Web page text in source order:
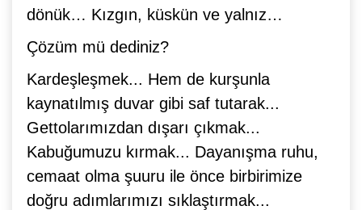
dönük… Kızgın, küskün ve yalnız…
Çözüm mü dediniz?
Kardeşleşmek... Hem de kurşunla
kaynatılmış duvar gibi saf tutarak...
Gettolarımızdan dışarı çıkmak...
Kabuğumuzu kırmak... Dayanışma ruhu,
cemaat olma şuuru ile önce birbirimize
doğru adımlarımızı sıklaştırmak...